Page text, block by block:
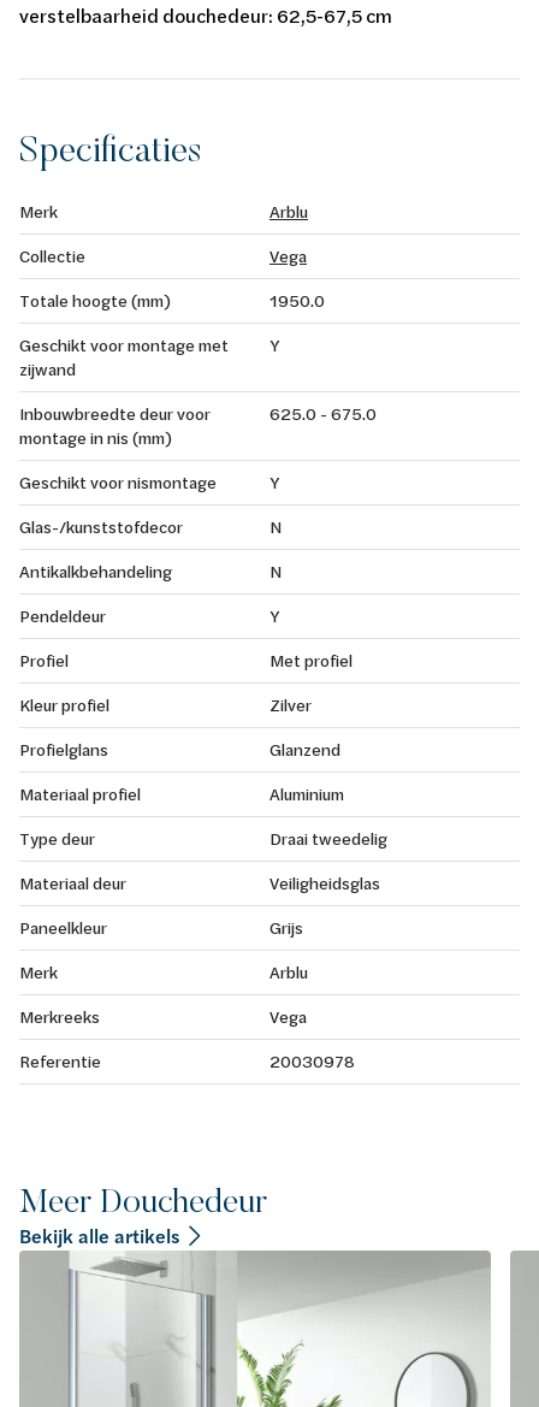
verstelbaarheid douchedeur: 62,5-67,5 cm
Specificaties
Merk
Arblu
Collectie
Vega
Totale hoogte (mm)
1950.0
Geschikt voor montage met
zijwand
Y
Inbouwbreedte deur voor
montage in nis (mm)
625.0 - 675.0
Geschikt voor nismontage
Y
Glas-/kunststofdecor
N
Antikalkbehandeling
N
Pendeldeur
Y
Profiel
Met profiel
Kleur profiel
Zilver
Profielglans
Glanzend
Materiaal profiel
Aluminium
Type deur
Draai tweedelig
Materiaal deur
Veiligheidsglas
Paneelkleur
Grijs
Merk
Arblu
Merkreeks
Vega
Referentie
20030978
Meer Douchedeur
Bekijk alle artikels